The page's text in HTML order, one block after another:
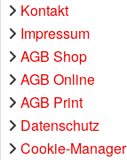
Kontakt
Impressum
AGB Shop
AGB Online
AGB Print
Datenschutz
Cookie-Manager